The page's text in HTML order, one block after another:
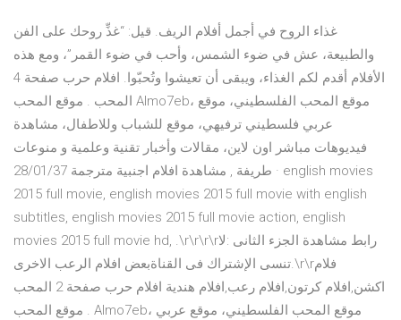
غذاء الروح في أجمل أفلام الريف. قيل: “غذِّ روحك على الفن
والطبيعة، عش في ضوء الشمس، وأحب في ضوء القمر”، ومع هذه
الأفلام أقدم لكم الغذاء، ويبقى أن تعيشوا وتُحبّوا. افلام حرب صفحة 4
المحب . موقع المحب Almo7eb، موقع المحب الفلسطيني، موقع
عربي فلسطيني ترفيهي، موقع للشباب وللاطفال، مشاهدة
فيديوهات مباشر اون لاين، مقالات وأخبار تقنية وعلمية و منوعات
طريفة , مشاهدة افلام اجنبية مترجمة 28/01/37 · english movies
2015 full movie, english movies 2015 full movie with english
subtitles, english movies 2015 full movie action, english
movies 2015 full movie hd, .\r\r\r\rرابط مشاهدة الجزء الثانى :لا
تنسى الإشتراك فى القناةبعض افلام الرعب الاخرى.\r\rفلام
اكشن,افلام كرتون,افلام رعب,افلام هندية افلام حرب صفحة 2 المحب
. موقع المحب Almo7eb، موقع المحب الفلسطيني، موقع عربي